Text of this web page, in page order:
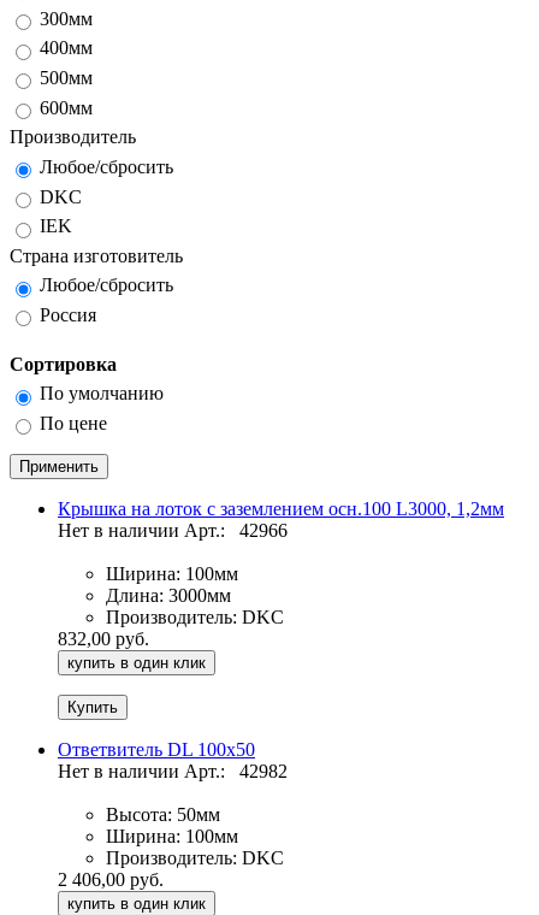
300мм
400мм
500мм
600мм
Производитель
Любое/сбросить
DKC
IEK
Страна изготовитель
Любое/сбросить
Россия
Сортировка
По умолчанию
По цене
Крышка на лоток с заземлением осн.100 L3000, 1,2мм
Нет в наличии Арт.: 42966
Ширина: 100мм
Длина: 3000мм
Производитель: DKC
832,00 руб.
купить в один клик
Ответвитель DL 100х50
Нет в наличии Арт.: 42982
Высота: 50мм
Ширина: 100мм
Производитель: DKC
2 406,00 руб.
купить в один клик